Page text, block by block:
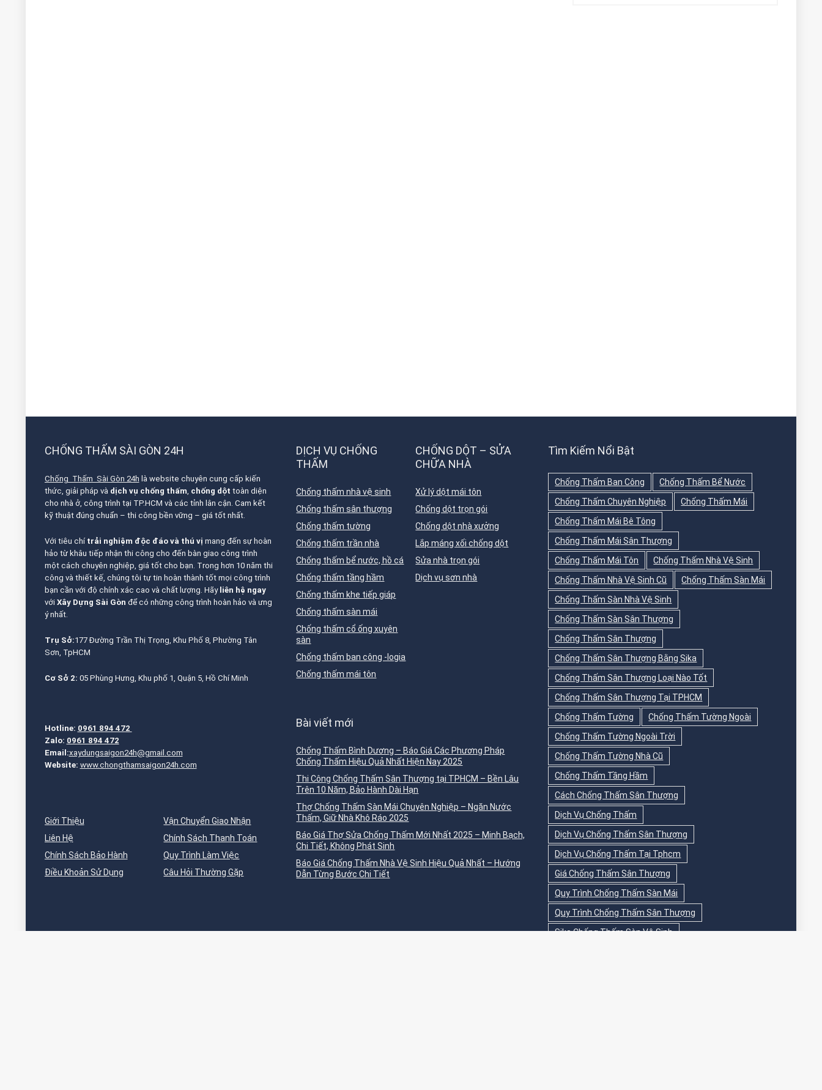
CHỐNG THẤM SÀI GÒN 24H
Chống Thấm Sài Gòn 24h là website chuyên cung cấp kiến
thức, giải pháp và dịch vụ chống thấm, chống dột toàn diện
cho nhà ở, công trình tại TP.HCM và các tỉnh lân cận. Cam kết
kỹ thuật đúng chuẩn – thi công bền vững – giá tốt nhất.
Với tiêu chí trải nghiệm độc đáo và thú vị mang đến sự hoàn
hảo từ khâu tiếp nhận thi công cho đến bàn giao công trình
một cách chuyên nghiệp, giá tốt cho bạn. Trong hơn 10 năm thi
công và thiết kế, chúng tôi tự tin hoàn thành tốt mọi công trình
bạn cần với độ chính xác cao và chất lượng. Hãy liên hệ ngay
với Xây Dựng Sài Gòn để có những công trình hoàn hảo và ưng
ý nhất.
Trụ Sở:177 Đường Trần Thị Trọng, Khu Phố 8, Phường Tân
Sơn, TpHCM
Cơ Sở 2: 05 Phùng Hưng, Khu phố 1, Quận 5, Hồ Chí Minh
Hotline: 0961 894 472
Zalo: 0961 894 472
Email:xaydungsaigon24h@gmail.com
Website: www.chongthamsaigon24h.com
Giới Thiệu
Liên Hệ
Chính Sách Bảo Hành
Điều Khoản Sử Dụng
Vận Chuyển Giao Nhận
Chính Sách Thanh Toán
Quy Trình Làm Việc
Câu Hỏi Thường Gặp
DỊCH VỤ CHỐNG
THẤM
Chống thấm nhà vệ sinh
Chống thấm sân thượng
Chống thấm tường
Chống thấm trần nhà
Chống thấm bể nước, hồ cá
Chống thấm tầng hầm
Chống thấm khe tiếp giáp
Chống thấm sàn mái
Chống thấm cổ ống xuyên
sàn
Chống thấm ban công -logia
Chống thấm mái tôn
CHỐNG DỘT – SỬA
CHỮA NHÀ
Xử lý dột mái tôn
Chống dột trọn gói
Chống dột nhà xưởng
Lắp máng xối chống dột
Sửa nhà trọn gói
Dịch vụ sơn nhà
Bài viết mới
Chống Thấm Bình Dương – Báo Giá Các Phương Pháp
Chống Thấm Hiệu Quả Nhất Hiện Nay 2025
Thi Công Chống Thấm Sân Thượng tại TPHCM – Bền Lâu
Trên 10 Năm, Bảo Hành Dài Hạn
Thợ Chống Thấm Sàn Mái Chuyên Nghiệp – Ngăn Nước
Thấm, Giữ Nhà Khô Ráo 2025
Báo Giá Thợ Sửa Chống Thấm Mới Nhất 2025 – Minh Bạch,
Chi Tiết, Không Phát Sinh
Báo Giá Chống Thấm Nhà Vệ Sinh Hiệu Quả Nhất – Hướng
Dẫn Từng Bước Chi Tiết
Tìm Kiếm Nổi Bật
Chống Thấm Ban Công
Chống Thấm Bể Nước
Chống Thấm Chuyên Nghiệp
Chống Thấm Mái
Chống Thấm Mái Bê Tông
Chống Thấm Mái Sân Thượng
Chống Thấm Mái Tôn
Chống Thấm Nhà Vệ Sinh
Chống Thấm Nhà Vệ Sinh Cũ
Chống Thấm Sàn Mái
Chống Thấm Sàn Nhà Vệ Sinh
Chống Thấm Sàn Sân Thượng
Chống Thấm Sân Thượng
Chống Thấm Sân Thượng Bằng Sika
Chống Thấm Sân Thượng Loại Nào Tốt
Chống Thấm Sân Thượng Tại TPHCM
Chống Thấm Tường
Chống Thấm Tường Ngoài
Chống Thấm Tường Ngoài Trời
Chống Thấm Tường Nhà Cũ
Chống Thấm Tầng Hầm
Cách Chống Thấm Sân Thượng
Dịch Vụ Chống Thấm
Dịch Vụ Chống Thấm Sân Thượng
Dịch Vụ Chống Thấm Tại Tphcm
Giá Chống Thấm Sân Thượng
Quy Trình Chống Thấm Sàn Mái
Quy Trình Chống Thấm Sân Thượng
Sika Chống Thấm Sàn Vệ Sinh